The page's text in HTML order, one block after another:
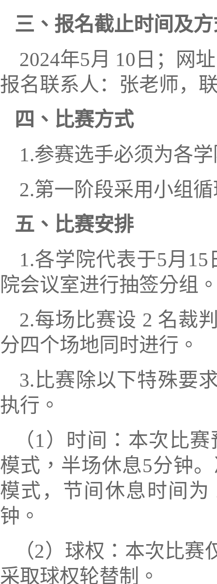
三 、报名截止时间及
2024年5月 10 日 ；
网
报名联系人：张老师，
四 、比赛方式
1.参赛选手必须为各
2.第一阶段采用小组
五 、比赛安排
1.各学院代表于5月 15
院会议室进行抽签分组
2.每场比赛设 2 名裁
分四个场地同时进行 。
3.比赛除以下特殊要
执行。
（1 ）时间：本次比赛
模式， 半场休息5分钟
模式 ， 节间休息时间为
钟。
（2）球权：本次比赛
采取球权轮替制。